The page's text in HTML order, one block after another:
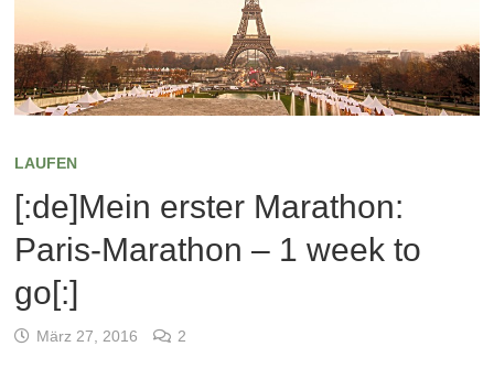
LAUFEN
[:de]Mein erster Marathon:
Paris-Marathon – 1 week to
go[:]
März 27, 2016 2